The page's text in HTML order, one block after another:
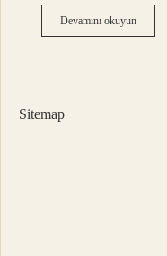
Devamını okuyunKonya
Aksaray
Sitemap